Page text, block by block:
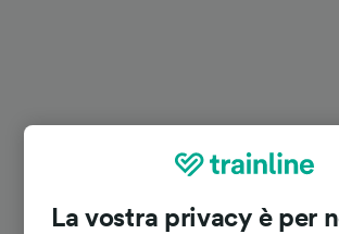
La vostra privacy è per